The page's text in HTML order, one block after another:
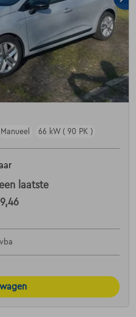
Manueel 66 kW ( 90 PK )
laatste